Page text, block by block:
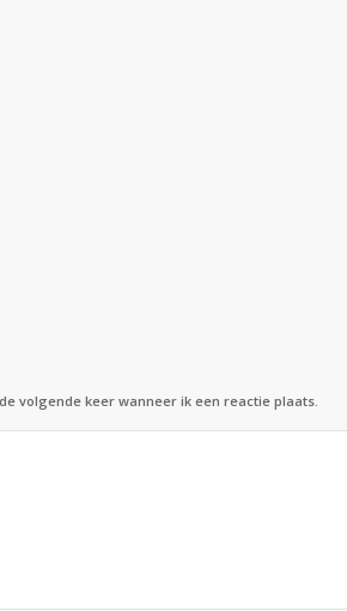
volgende keer wanneer ik een reactie plaats.